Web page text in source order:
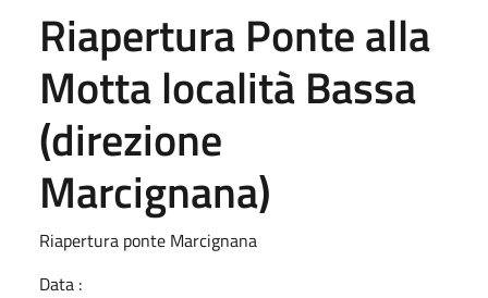
Riapertura Ponte alla
Motta località Bassa
(direzione
Marcignana)
Riapertura ponte Marcignana
Data :